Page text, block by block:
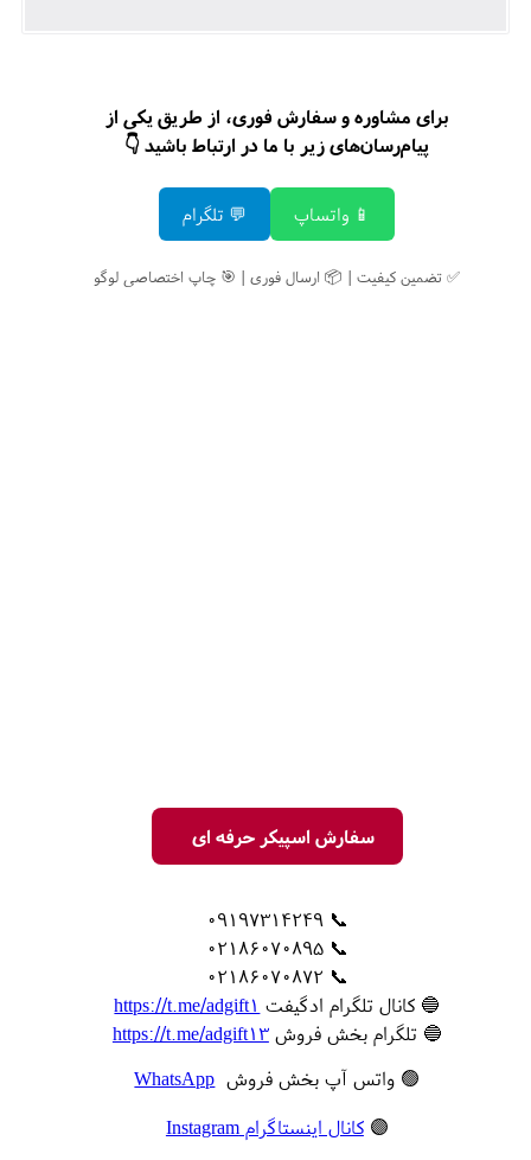
برای مشاوره و سفارش فوری، از طریق یکی از
پیام‌رسان‌های زیر با ما در ارتباط باشید 👇
📱 واتساپ 💬 تلگرام
✅ تضمین کیفیت | 📦 ارسال فوری | 🎯 چاپ اختصاصی لوگو
سفارش اسپیکر حرفه ای
📞 09197314249
📞 02186070895
📞 02186070872
🔵 کانال تلگرام ادگیفت https://t.me/adgift1
🔵 تلگرام بخش فروشhttps://t.me/adgift13
🟢 واتس آپ بخش فروش WhatsApp
🟣کانال اینستاگرام Instagram